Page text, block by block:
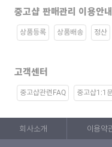
중고샵 판매관리 이용안내
상품등록 상품배송 정산
고객센터
중고샵관련FAQ 중고샵1:1
회사소개 이용약